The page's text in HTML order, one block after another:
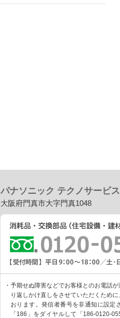
パナソニック テクノサービ
大阪府門真市大字門真1048
・予期せぬ障害などでお客様とのお電話
り返しかけ直しをさせていただくために
おります。発信者番号を非通知に設定
「186」をダイヤルして「186-0120-